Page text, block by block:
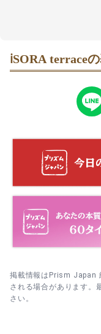
ℹ️SORA terrace
掲載情報はPrism Japan
される場合があります。
さい。